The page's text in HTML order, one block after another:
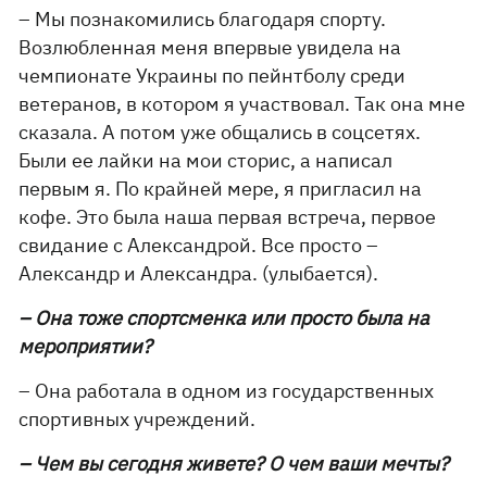
– Мы познакомились благодаря спорту.
Возлюбленная меня впервые увидела на
чемпионате Украины по пейнтболу среди
ветеранов, в котором я участвовал. Так она мне
сказала. А потом уже общались в соцсетях.
Были ее лайки на мои сторис, а написал
первым я. По крайней мере, я пригласил на
кофе. Это была наша первая встреча, первое
свидание с Александрой. Все просто –
Александр и Александра. (улыбается).
– Она тоже спортсменка или просто была на
мероприятии?
– Она работала в одном из государственных
спортивных учреждений.
– Чем вы сегодня живете? О чем ваши мечты?